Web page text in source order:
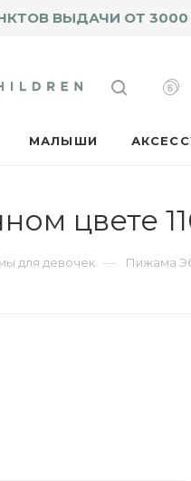
ВЫДАЧИ ОТ 3000
МАЛЫШИ
цвете
для девочек — Пижама